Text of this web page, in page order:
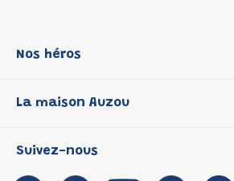
Nos héros
P'tit Loup
Les Influenceuses
La maison Auzou
Notre histoire
Suivez-nous